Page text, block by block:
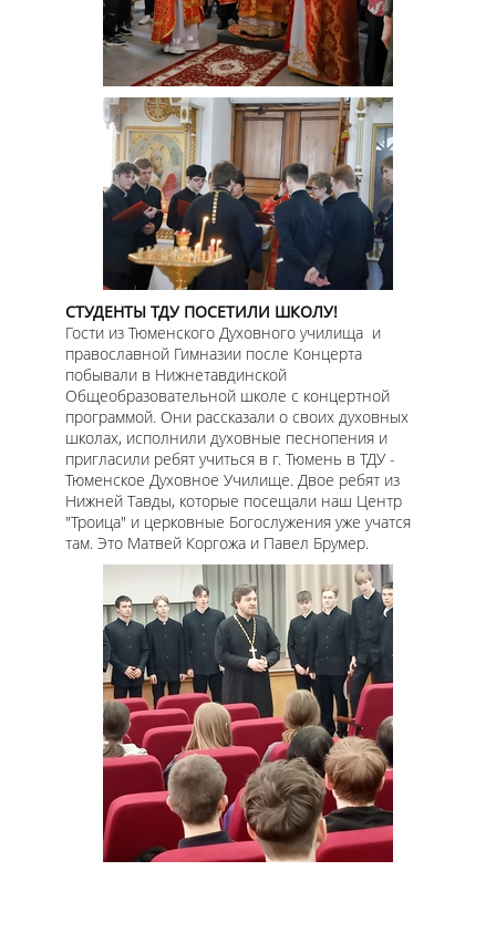
СТУДЕНТЫ ТДУ ПОСЕТИЛИ ШКОЛУ!
Гости из Тюменского Духовного училища и
православной Гимназии после Концерта
побывали в Нижнетавдинской
Общеобразовательной школе с концертной
программой. Они рассказали о своих духовных
школах, исполнили духовные песнопения и
пригласили ребят учиться в г. Тюмень в ТДУ -
Тюменское Духовное Училище. Двое ребят из
Нижней Тавды, которые посещали наш Центр
"Троица" и церковные Богослужения уже учатся
там. Это Матвей Коргожа и Павел Брумер.